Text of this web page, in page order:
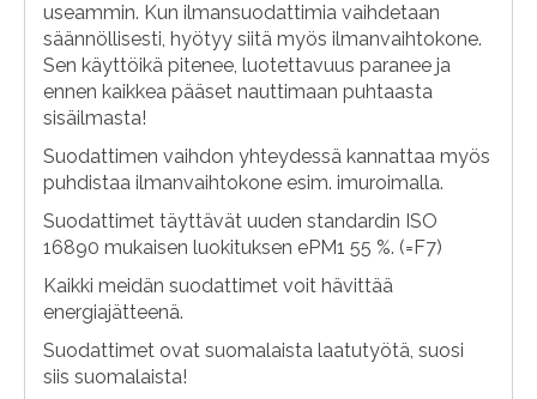
useammin. Kun ilmansuodattimia vaihdetaan
säännöllisesti, hyötyy siitä myös ilmanvaihtokone.
Sen käyttöikä pitenee, luotettavuus paranee ja
ennen kaikkea pääset nauttimaan puhtaasta
sisäilmasta!
Suodattimen vaihdon yhteydessä kannattaa myös
puhdistaa ilmanvaihtokone esim. imuroimalla.
Suodattimet täyttävät uuden standardin ISO
16890 mukaisen luokituksen ePM1 55 %. (=F7)
Kaikki meidän suodattimet voit hävittää
energiajätteenä.
Suodattimet ovat suomalaista laatutyötä, suosi
siis suomalaista!